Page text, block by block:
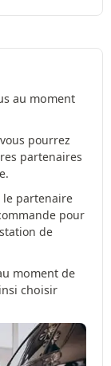
au moment
vous pourrez
partenaires
le partenaire
pour
de
moment de
choisir